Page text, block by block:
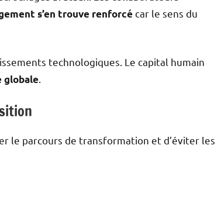
s’en trouve renforcécar le sens du
technologiques. Le capital humain
globale
le parcours de transformation et d’éviter les